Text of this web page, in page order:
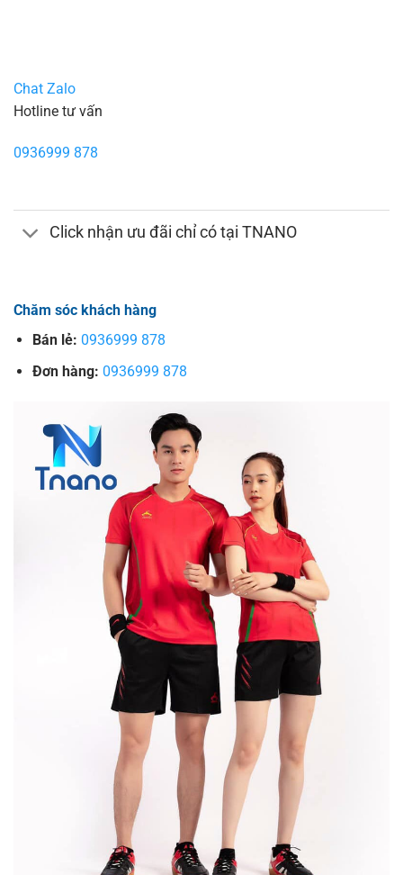
Chat Zalo
Hotline tư vấn
0936999 878
Click nhận ưu đãi chỉ có tại TNANO
Chăm sóc khách hàng
Bán lẻ: 0936999 878
Đơn hàng: 0936999 878